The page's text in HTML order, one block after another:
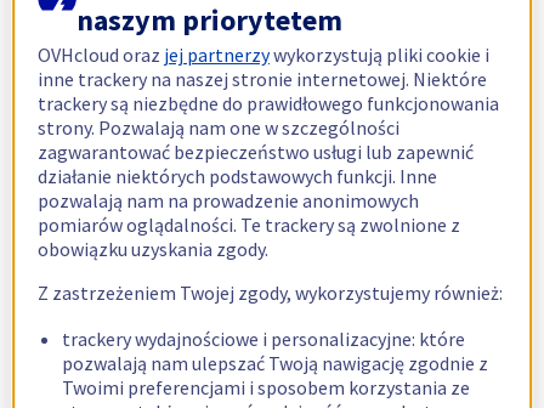
naszym priorytetem
OVHcloud oraz jej partnerzywykorzystują pliki cookie i
inne trackery na naszej stronie internetowej. Niektóre
trackery są niezbędne do prawidłowego funkcjonowania
strony. Pozwalają nam one w szczególności
zagwarantować bezpieczeństwo usługi lub zapewnić
działanie niektórych podstawowych funkcji. Inne
pozwalają nam na prowadzenie anonimowych
pomiarów oglądalności. Te trackery są zwolnione z
obowiązku uzyskania zgody.
Z zastrzeżeniem Twojej zgody, wykorzystujemy również:
trackery wydajnościowe i personalizacyjne: które
pozwalają nam ulepszać Twoją nawigację zgodnie z
Twoimi preferencjami i sposobem korzystania ze